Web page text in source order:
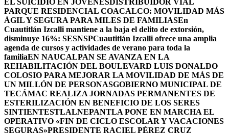
EL SUICIDIO EN JÓVENESDISTRIBUIDOR VIAL
PARQUE RESIDENCIAL COACALCO: MOVILIDAD MÁS
ÁGIL Y SEGURA PARA MILES DE FAMILIASEn
Cuautitlán Izcalli mantiene a la baja el delito de extorsión,
disminuye 16%: SESNSPCuautitlán Izcalli ofrece una amplia
agenda de cursos y actividades de verano para toda la
familiaEN NAUCALPAN SE AVANZA EN LA
REHABILITACIÓN DEL BOULEVARD LUIS DONALDO
COLOSIO PARA MEJORAR LA MOVILIDAD DE MÁS DE
UN MILLÓN DE PERSONASGOBIERNO MUNICIPAL DE
TECÁMAC REALIZA JORNADAS PERMANENTES DE
ESTERILIZACIÓN EN BENEFICIO DE LOS SERES
SINTIENTESTLALNEPANTLA PONE EN MARCHA EL
OPERATIVO «FIN DE CICLO ESCOLAR Y VACACIONES
SEGURAS»PRESIDENTE RACIEL PÉREZ CRUZ